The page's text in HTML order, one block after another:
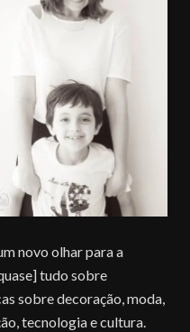
novo olhar para a
tudo sobre
sobre decoração, moda,
tecnologia e cultura.